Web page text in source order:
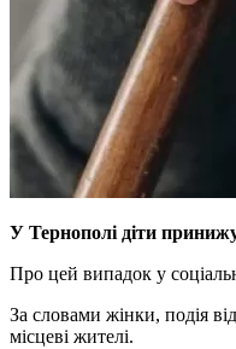
У Тернополі діти
Про цей випадок у
За словами жінки, подія
місцеві жителі.